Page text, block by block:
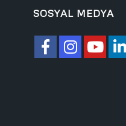
SOSYAL MEDYA